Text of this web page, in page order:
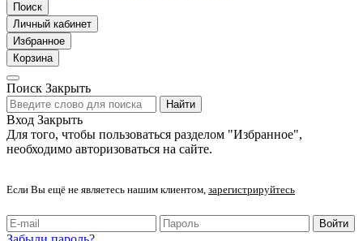
Поиск
Личный кабинет
Избранное
Корзина
Поиск Закрыть
Найти
Вход Закрыть
Для того, чтобы пользоваться разделом "Избранное",
необходимо авторизоваться на сайте.
Если Вы ещё не являетесь нашим клиентом, зарегистрируйтесь
Войти